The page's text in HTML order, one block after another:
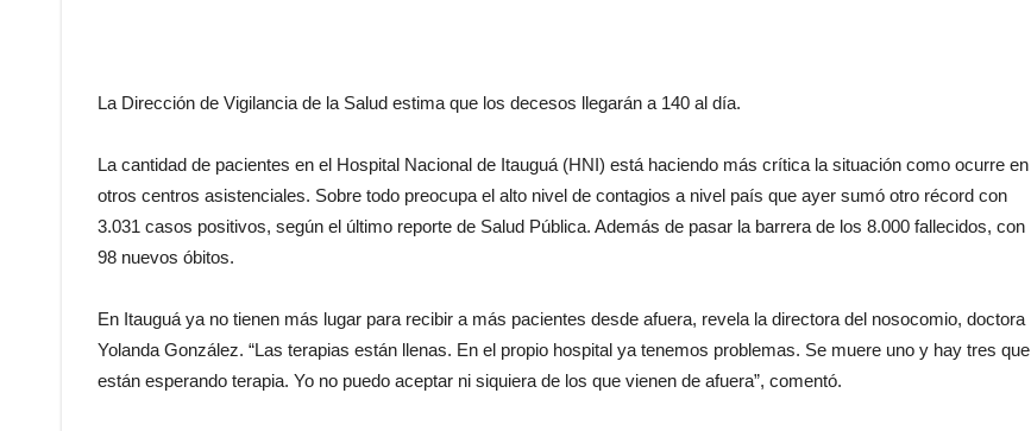
La Dirección de Vigilancia de la Salud estima que los decesos llegarán a 140 al día.
La cantidad de pacientes en el Hospital Nacional de Itauguá (HNI) está haciendo más crítica la situación como ocurre en
otros centros asistenciales. Sobre todo preocupa el alto nivel de contagios a nivel país que ayer sumó otro récord con
3.031 casos positivos, según el último reporte de Salud Pública. Además de pasar la barrera de los 8.000 fallecidos, con
98 nuevos óbitos.
En Itauguá ya no tienen más lugar para recibir a más pacientes desde afuera, revela la directora del nosocomio, doctora
Yolanda González. “Las terapias están llenas. En el propio hospital ya tenemos problemas. Se muere uno y hay tres que
están esperando terapia. Yo no puedo aceptar ni siquiera de los que vienen de afuera”, comentó.